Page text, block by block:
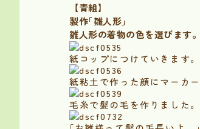
【青組】
製作｢雛人形｣
雛人形の着物の色を選びます。
紙コップにつけていきます。
紙粘土で作った顔にマーカ
毛糸で髪の毛を作りました。